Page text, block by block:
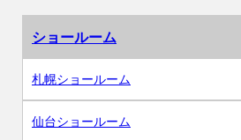
ショールーム
札幌ショールーム
仙台ショールーム